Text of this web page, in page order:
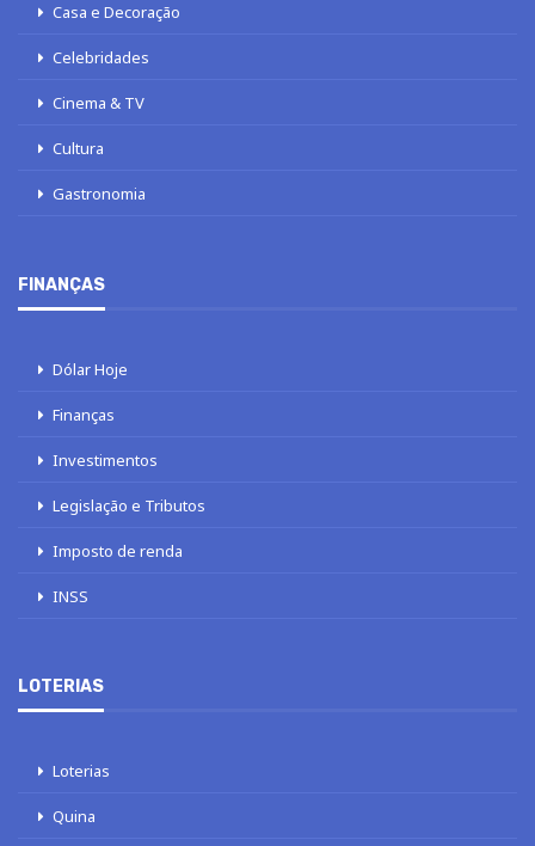
Casa e Decoração
Celebridades
Cinema & TV
Cultura
Gastronomia
FINANÇAS
Dólar Hoje
Finanças
Investimentos
Legislação e Tributos
Imposto de renda
INSS
LOTERIAS
Loterias
Quina